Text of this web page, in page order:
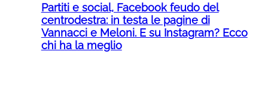
Partiti e social, Facebook feudo del
centrodestra: in testa le pagine di
Vannacci e Meloni. E su Instagram? Ecco
chi ha la meglio